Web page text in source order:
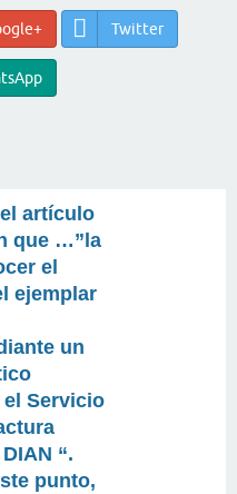
Twitter
artículo
que …”la
el
ejemplar
un
Servicio
“.
punto,